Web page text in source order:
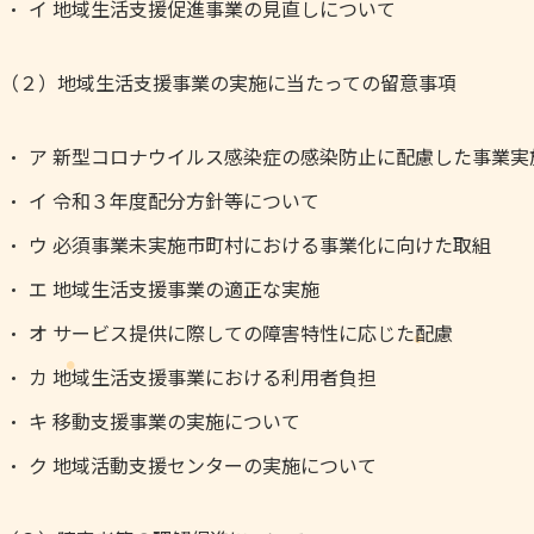
イ 地域生活支援促進事業の見直しについて
（２）地域生活支援事業の実施に当たっての留意事項
ア 新型コロナウイルス感染症の感染防止に配慮した事業
イ 令和３年度配分方針等について
ウ 必須事業未実施市町村における事業化に向けた取組
エ 地域生活支援事業の適正な実施
オ サービス提供に際しての障害特性に応じた配慮
カ 地域生活支援事業における利用者負担
キ 移動支援事業の実施について
ク 地域活動支援センターの実施について